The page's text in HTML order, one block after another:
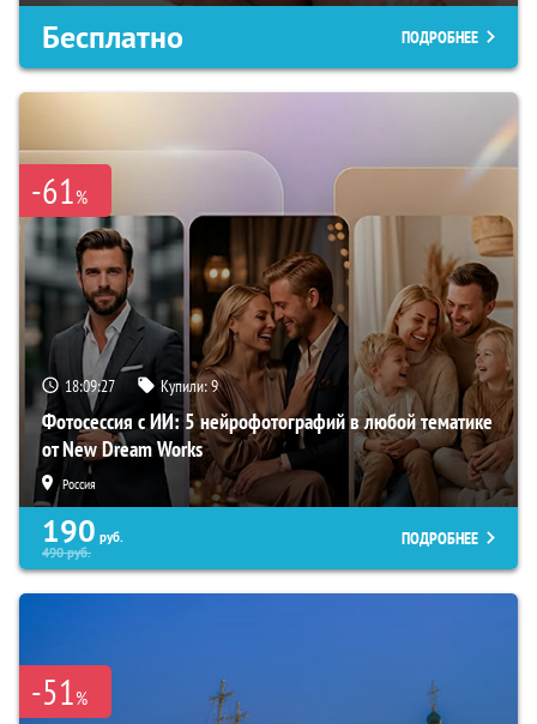
Бесплатно ПОДРОБНЕЕ
-61%
18:09:26 Купили:9
Фотосессия с ИИ: 5 нейрофотографий в любой тематике
от New Dream Works
Россия
190 руб.
490руб.
ПОДРОБНЕЕ
-51%